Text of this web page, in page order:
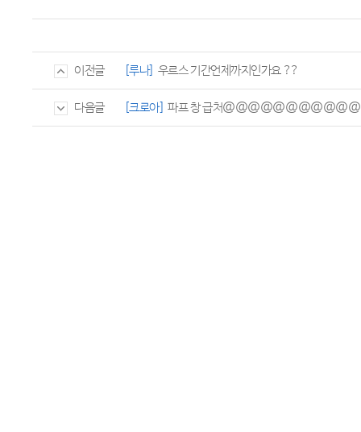
이전글 [루나] 우르스 기간언제까지인가요 ??
다음글 [크로아] 파프 창 급처